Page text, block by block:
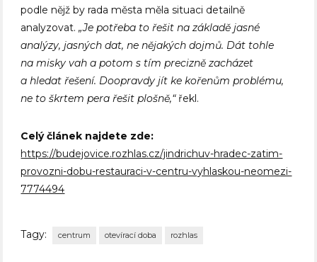
podle nějž by rada města měla situaci detailně
analyzovat.„Je potřeba to řešit na základě jasné
analýzy, jasných dat, ne nějakých dojmů. Dát tohle
na misky vah a potom s tím precizně zacházet
a hledat řešení. Doopravdy jít ke kořenům problému,
ne to škrtem pera řešit plošně,“řekl.
Celý článek najdete zde:
https://budejovice.rozhlas.cz/jindrichuv-hradec-zatim-
provozni-dobu-restauraci-v-centru-vyhlaskou-neomezi-
7774494
Tagy: centrum otevírací doba rozhlas